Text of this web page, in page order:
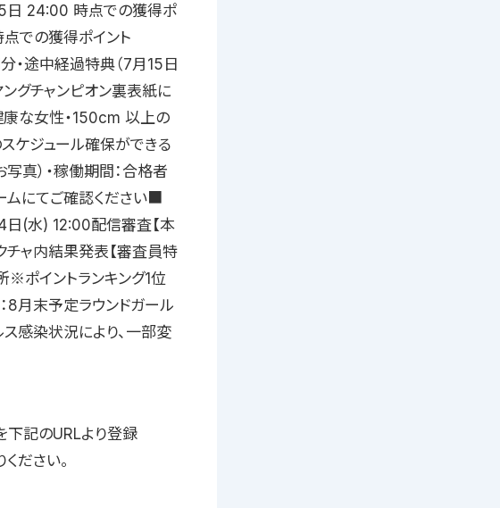
日 24:00 時点での獲得ポ
点での獲得ポイント
途中経過特典（7月15日
グチャンピオン裏表紙に
な女性・150cm 以上の
ケジュール確保ができる
真）・稼働期間：合格者
にてご確認ください■
日(水) 12:00配信審査【本
ャ内結果発表【審査員特
ポイントランキング1位
月末予定ラウンドガール
感染状況により、一部変
下記のURLより登録
ださい。